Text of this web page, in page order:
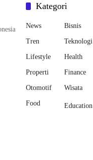
Kategori
News Bisnis
Tren Teknologi
Lifestyle Health
Properti Finance
Otomotif Wisata
Food Education